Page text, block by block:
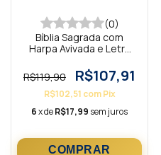
(0)
Bíblia Sagrada com
Harpa Avivada e Letra
Minimalista Pink
R$119,90 R$107,91
R$102,51 com Pix
6x deR$17,99 sem juros